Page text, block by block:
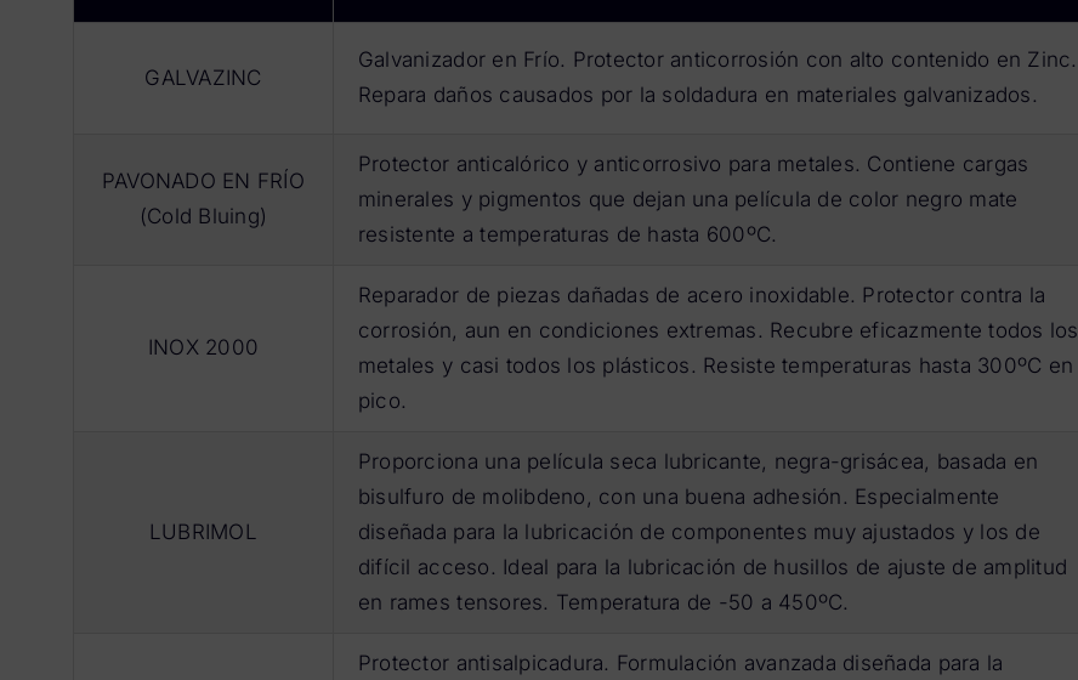
GALVAZINC
Galvanizador en Frío. Protector anticorrosión con alto contenido en Zinc.
Repara daños causados por la soldadura en materiales galvanizados.
PAVONADO EN FRÍO
(Cold Bluing)
Protector anticalórico y anticorrosivo para metales. Contiene cargas
minerales y pigmentos que dejan una película de color negro mate
resistente a temperaturas de hasta 600ºC.
INOX 2000
Reparador de piezas dañadas de acero inoxidable. Protector contra la
corrosión, aun en condiciones extremas. Recubre eficazmente todos los
metales y casi todos los plásticos. Resiste temperaturas hasta 300ºC en
pico.
LUBRIMOL
Proporciona una película seca lubricante, negra-grisácea, basada en
bisulfuro de molibdeno, con una buena adhesión. Especialmente
diseñada para la lubricación de componentes muy ajustados y los de
difícil acceso. Ideal para la lubricación de husillos de ajuste de amplitud
en rames tensores. Temperatura de -50 a 450ºC.
Protector antisalpicadura. Formulación avanzada diseñada para la